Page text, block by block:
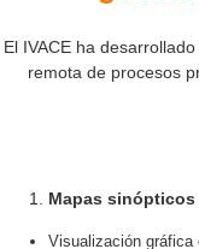
El IVACE ha
remota de procesos
Mapas sinópticos
Visualización gráfica